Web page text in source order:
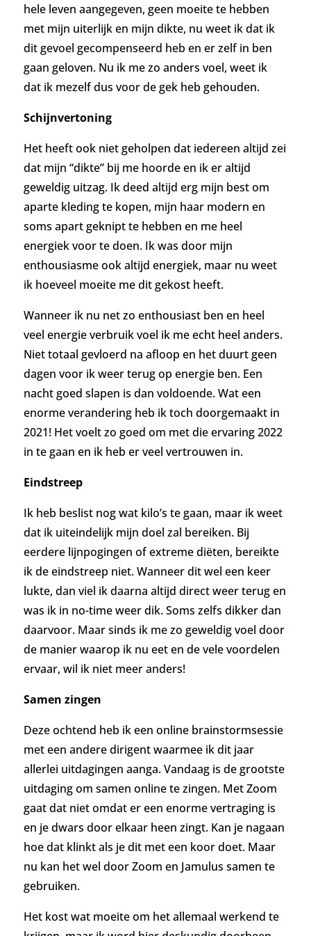
hele leven aangegeven, geen moeite te hebben
met mijn uiterlijk en mijn dikte, nu weet ik dat ik
dit gevoel gecompenseerd heb en er zelf in ben
gaan geloven. Nu ik me zo anders voel, weet ik
dat ik mezelf dus voor de gek heb gehouden.
Schijnvertoning
Het heeft ook niet geholpen dat iedereen altijd zei
dat mijn “dikte” bij me hoorde en ik er altijd
geweldig uitzag. Ik deed altijd erg mijn best om
aparte kleding te kopen, mijn haar modern en
soms apart geknipt te hebben en me heel
energiek voor te doen. Ik was door mijn
enthousiasme ook altijd energiek, maar nu weet
ik hoeveel moeite me dit gekost heeft.
Wanneer ik nu net zo enthousiast ben en heel
veel energie verbruik voel ik me echt heel anders.
Niet totaal gevloerd na afloop en het duurt geen
dagen voor ik weer terug op energie ben. Een
nacht goed slapen is dan voldoende.Wat een
enorme verandering heb ik toch doorgemaakt in
2021! Het voelt zo goed om met die ervaring 2022
in te gaan en ik heb er veel vertrouwen in.
Eindstreep
Ik heb beslist nog wat kilo’s te gaan, maar ik weet
dat ik uiteindelijk mijn doel zal bereiken. Bij
eerdere lijnpogingen of extreme diëten, bereikte
ik de eindstreep niet. Wanneer dit wel een keer
lukte, dan viel ik daarna altijd direct weer terug en
was ik in no-time weer dik. Soms zelfs dikker dan
daarvoor. Maar sinds ik me zo geweldig voel door
de manier waarop ik nu eet en de vele voordelen
ervaar, wil ik niet meer anders!
Samen zingen
Deze ochtend heb ik een online brainstormsessie
met een andere dirigent waarmee ik dit jaar
allerlei uitdagingen aanga. Vandaag is de grootste
uitdaging om samen online te zingen. Met Zoom
gaat dat niet omdat er een enorme vertraging is
en je dwars door elkaar heen zingt. Kan je nagaan
hoe dat klinkt als je dit met een koor doet. Maar
nu kan het wel door Zoom en Jamulus samen te
gebruiken.
Het kost wat moeite om het allemaal werkend te